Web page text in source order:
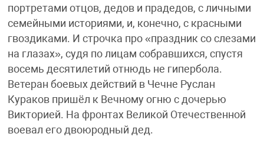
портретами отцов, дедов и прадедов, с личными
семейными историями, и, конечно, с красными
гвоздиками. И строчка про «праздник со слезами
на глазах», судя по лицам собравшихся, спустя
восемь десятилетий отнюдь не гипербола.
Ветеран боевых действий в Чечне Руслан
Кураков пришёл к Вечному огню с дочерью
Викторией. На фронтах Великой Отечественной
воевал его двоюродный дед.